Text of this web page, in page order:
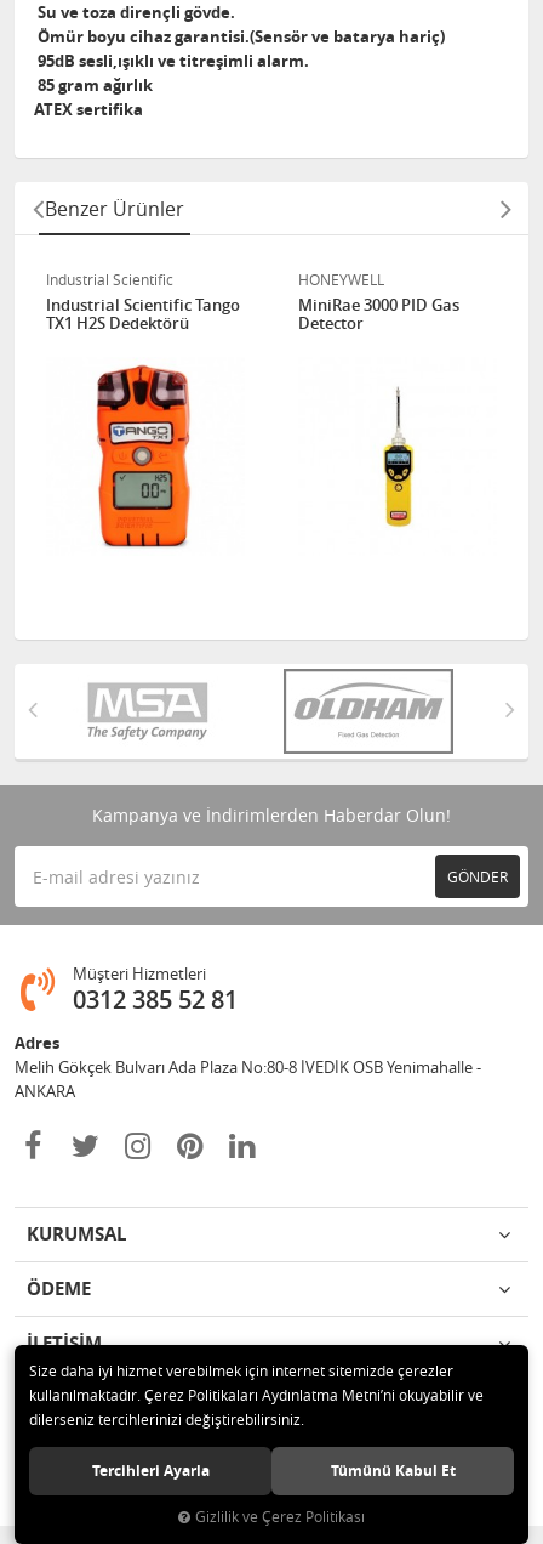
Su ve toza dirençli gövde.
Ömür boyu cihaz garantisi.(Sensör ve batarya hariç)
95dB sesli,ışıklı ve titreşimli alarm.
85 gram ağırlık
ATEX sertifika
Benzer Ürünler
Industrial Scientific
Industrial Scientific Tango
TX1 H2S Dedektörü
HONEYWELL
MiniRae 3000 PID Gas
Detector
Kampanya ve İndirimlerden Haberdar Olun!
GÖNDER
Müşteri Hizmetleri
0312 385 52 81
Adres
Melih Gökçek Bulvarı Ada Plaza No:80-8 İVEDİK OSB Yenimahalle -
ANKARA
KURUMSAL
ÖDEME
İLETİŞİM
© 2020 ESA ÖLÇÜM VE TEST CİHAZLARI ELEKTRONİK SAN TİC LTD ŞTİ
Tüm hakları saklıdır.
Size daha iyi hizmet verebilmek için internet sitemizde çerezler
kullanılmaktadır. Çerez Politikaları Aydınlatma Metni’ni okuyabilir ve
dilerseniz tercihlerinizi değiştirebilirsiniz.
Tercihleri Ayarla Tümünü Kabul Et
Gizlilik ve Çerez Politikası